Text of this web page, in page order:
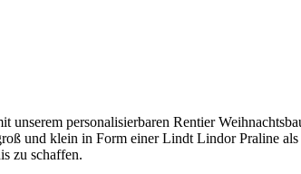
unserem personalisierbaren Rentier
und klein in Form einer Lindt Lindor Praline
zu schaffen.